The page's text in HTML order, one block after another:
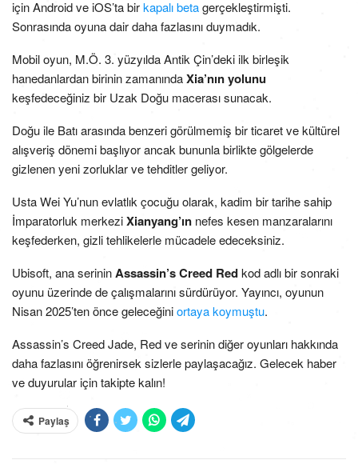
için Android ve iOS’ta birkapalı betagerçekleştirmişti.
Sonrasında oyuna dair daha fazlasını duymadık.
Mobil oyun, M.Ö. 3. yüzyılda Antik Çin’deki ilk birleşik
hanedanlardan birinin zamanındaXia’nın yolunu
keşfedeceğiniz bir Uzak Doğu macerası sunacak.
Doğu ile Batı arasında benzeri görülmemiş bir ticaret ve kültürel
alışveriş dönemi başlıyor ancak bununla birlikte gölgelerde
gizlenen yeni zorluklar ve tehditler geliyor.
Usta Wei Yu’nun evlatlık çocuğu olarak, kadim bir tarihe sahip
İmparatorluk merkeziXianyang’ın nefes kesen manzaralarını
keşfederken, gizli tehlikelerle mücadele edeceksiniz.
Ubisoft, ana serininAssassin’s Creed Redkod adlı bir sonraki
oyunu üzerinde de çalışmalarını sürdürüyor. Yayıncı, oyunun
Nisan 2025’ten önce geleceğiniortaya koymuştu.
Assassin’s Creed Jade, Red ve serinin diğer oyunları hakkında
daha fazlasını öğrenirsek sizlerle paylaşacağız. Gelecek haber
ve duyurular için takipte kalın!
Paylaş